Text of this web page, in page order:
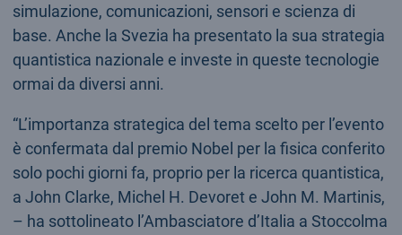
simulazione, comunicazioni, sensori e scienza di
base. Anche la Svezia ha presentato la sua strategia
quantistica nazionale e investe in queste tecnologie
ormai da diversi anni.
“L’importanza strategica del tema scelto per l’evento
è confermata dal premio Nobel per la fisica conferito
solo pochi giorni fa, proprio per la ricerca quantistica,
a John Clarke, Michel H. Devoret e John M. Martinis,
– ha sottolineato l’Ambasciatore d’Italia a Stoccolma